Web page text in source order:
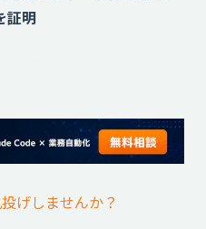
証明
げしませんか？